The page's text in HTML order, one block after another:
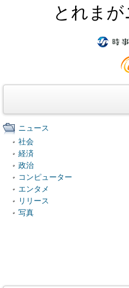
とれま
ニュース
社会
経済
政治
コンピューター
エンタメ
リリース
写真